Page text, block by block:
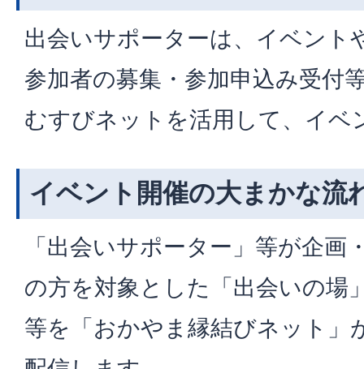
出会いサポーターは、イベント
参加者の募集・参加申込み受付
むすびネットを活用して、イベ
イベント開催の大まかな流
「出会いサポーター」等が企画
の方を対象とした「出会いの場
等を「おかやま縁結びネット」